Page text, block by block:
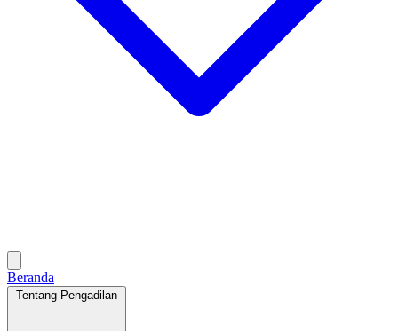
Beranda
Tentang Pengadilan